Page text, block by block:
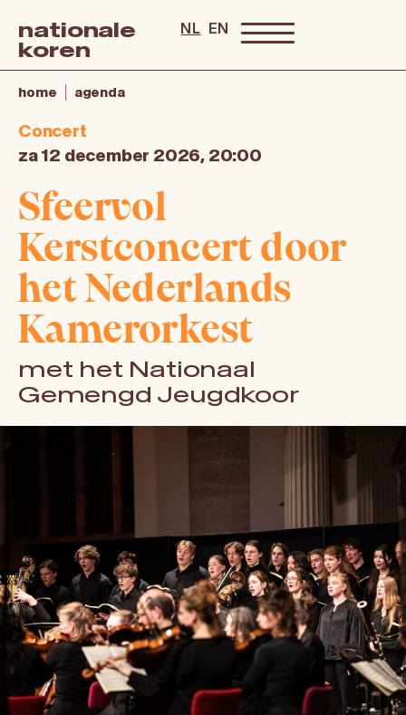
nationale
koren
NL EN
home agenda
Concert
za 12 december 2026, 20:00
Sfeervol
Kerstconcert door
het Nederlands
Kamerorkest
met het Nationaal
Gemengd Jeugdkoor